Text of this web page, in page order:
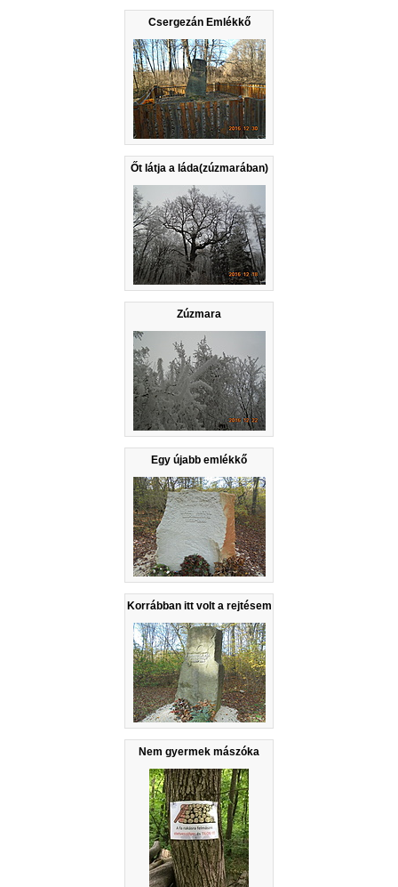
Csergezán Emlékkő
Őt látja a láda(zúzmarában)
Zúzmara
Egy újabb emlékkő
Korrábban itt volt a rejtésem
Nem gyermek mászóka